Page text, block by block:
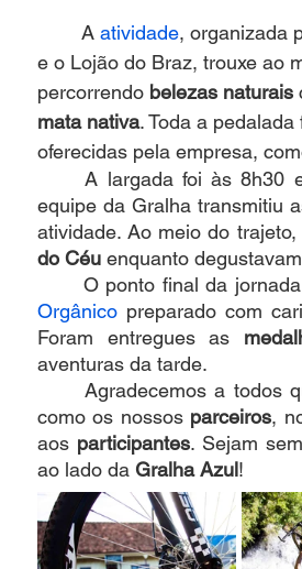
	A
atividade, organizada
e o Lojão do Braz, trouxe ao
percorrendo belezas naturais
mata nativa. Toda a pedalada
oferecidas pela empresa,
A largada foi às 8h30
equipe da Gralha transmitiu
atividade. Ao meio do
do Céu enquanto degustavam
O ponto final da jornada
Orgânico preparado com
Foram entregues as
aventuras da tarde.
Agradecemos a todos
como os nossos parceiros,
aos participantes. Sejam
ao lado da Gralha Azul!